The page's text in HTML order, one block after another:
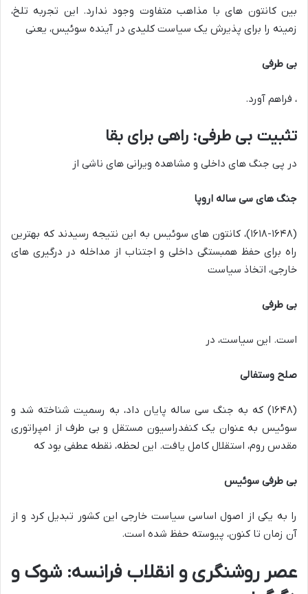
بین کانتون های با مذاهب متفاوت وجود ندارد. این تجربه تلخ،
زمینه را برای پذیرش یک سیاست کلیدی در آینده سوئیس، یعنی
بی طرفی
، فراهم آورد.
تثبیت بی طرفی: راهی برای بقا
در پی جنگ های داخلی و مشاهده ویرانی های ناشی از
جنگ های سی ساله اروپا
(۱۶۱۸-۱۶۴۸)، کانتون های سوئیس به این نتیجه رسیدند که بهترین
راه برای حفظ همبستگی داخلی و اجتناب از مداخله در درگیری های
خارجی، اتخاذ سیاست
بی طرفی
است. این سیاست، در
صلح وستفالی
(۱۶۴۸) که به جنگ سی ساله پایان داد، به رسمیت شناخته شد و
سوئیس به عنوان یک کنفدراسیون مستقل و بی طرف از امپراتوری
مقدس روم، استقلال کامل یافت. این لحظه، نقطه عطفی بود که
بی طرفی سوئیس
را به یکی از اصول اساسی سیاست خارجی این کشور تبدیل کرد و از
آن زمان تا کنون، پیوسته حفظ شده است.
عصر روشنگری و انقلاب فرانسه: شوک و